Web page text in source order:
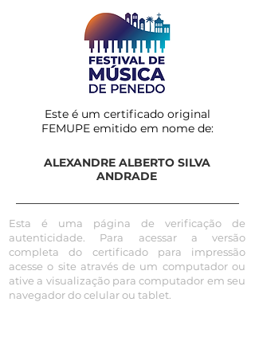
Este é um certificado original
FEMUPE emitido em nome de:
ALEXANDRE ALBERTO SILVA
ANDRADE
Esta é uma página de verificação de
autenticidade. Para acessar a versão
completa do certificado para impressão
acesse o site através de um computador ou
ative a visualização para computador em seu
navegador do celular ou tablet.